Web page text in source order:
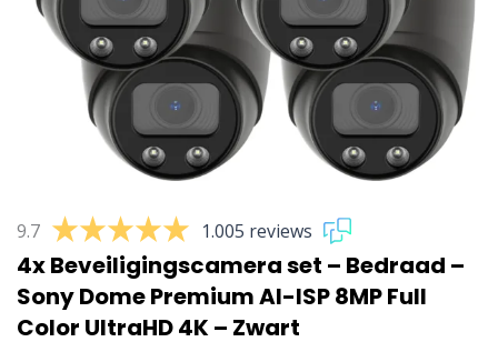
9.7 1.005 reviews
4x Beveiligingscamera set – Bedraad –
Sony Dome Premium AI-ISP 8MP Full
Color UltraHD 4K – Zwart